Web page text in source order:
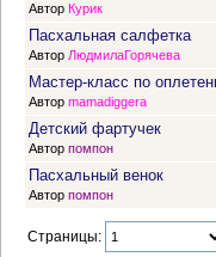
Автор Курик
Пасхальная салфетка
Автор ЛюдмилаГорячева
Мастер-класс по
Автор mamadiggera
Детский фартучек
Автор помпон
Пасхальный венок
Автор помпон
Страницы: